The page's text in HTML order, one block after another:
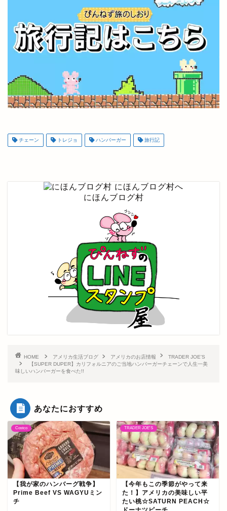
チェーン トレジョ ハンバーガー 旅行記
にほんブログ村
HOME アメリカ生活ブログ アメリカのお店情報
TRADER JOE'S
【SUPER DUPER】カリフォルニアのご当地ハンバーガーチェーンで人生一美
味しいハンバーガーを食べた!!
あなたにおすすめ
Costco
【我が家のハンバーグ戦争】
Prime Beef VS WAGYUミン
チ
TRADER JOE'S
【今年もこの季節がやって来
た！】アメリカの美味しい平
たい桃☆SATURN PEACH☆